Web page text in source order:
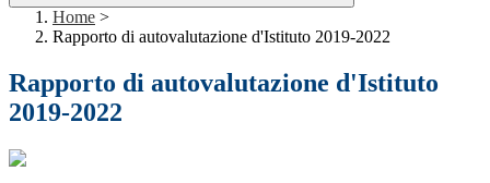
Home >
Rapporto di autovalutazione d'Istituto 2019-2022
Rapporto di autovalutazione d'Istituto
2019-2022